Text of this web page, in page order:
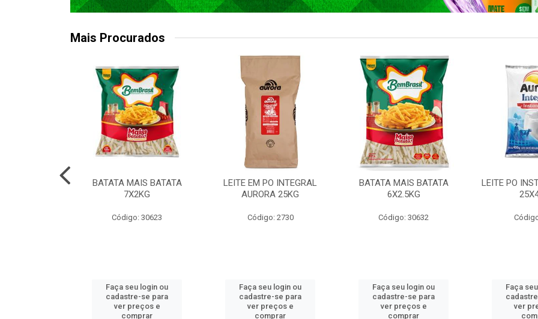
Mais Procurados
BATATA MAIS BATATA
7X2KG
Código: 30623
Faça seu login ou
cadastre-se para
ver preços e
comprar
LEITE EM PO INTEGRAL
AURORA 25KG
Código: 2730
Faça seu login ou
cadastre-se para
ver preços e
comprar
BATATA MAIS BATATA
6X2.5KG
Código: 30632
Faça seu login ou
cadastre-se para
ver preços e
comprar
LEITE PO
Faça
ver